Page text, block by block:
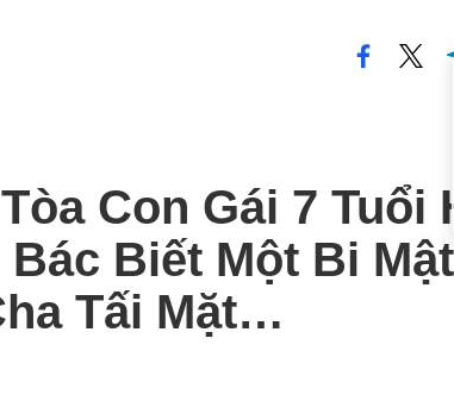
Con Gái 7 Tuổi
Biết Một Bi
Tấi Mặt…